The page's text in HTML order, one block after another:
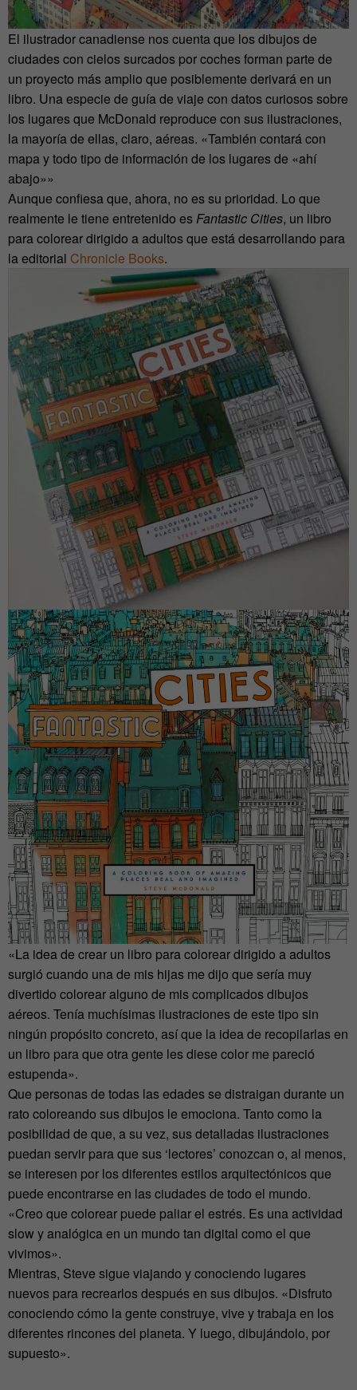
El ilustrador canadiense nos cuenta que los dibujos de
ciudades con cielos surcados por coches forman parte de
un proyecto más amplio que posiblemente derivará en un
libro. Una especie de guía de viaje con datos curiosos sobre
los lugares que McDonald reproduce con sus ilustraciones,
la mayoría de ellas, claro, aéreas. «También contará con
mapa y todo tipo de información de los lugares de «ahí
abajo»»
Aunque confiesa que, ahora, no es su prioridad. Lo que
realmente le tiene entretenido esFantastic Cities, un libro
para colorear dirigido a adultos que está desarrollando para
la editorial Chronicle Books.
«La idea de crear un libro para colorear dirigido a adultos
surgió cuando una de mis hijas me dijo que sería muy
divertido colorear alguno de mis complicados dibujos
aéreos. Tenía muchísimas ilustraciones de este tipo sin
ningún propósito concreto, así que la idea de recopilarlas en
un libro para que otra gente les diese color me pareció
estupenda».
Que personas de todas las edades se distraigan durante un
rato coloreando sus dibujos le emociona. Tanto como la
posibilidad de que, a su vez, sus detalladas ilustraciones
puedan servir para que sus ‘lectores’ conozcan o, al menos,
se interesen por los diferentes estilos arquitectónicos que
puede encontrarse en las ciudades de todo el mundo.
«Creo que colorear puede paliar el estrés. Es una actividad
slow y analógica en un mundo tan digital como el que
vivimos».
Mientras, Steve sigue viajando y conociendo lugares
nuevos para recrearlos después en sus dibujos. «Disfruto
conociendo cómo la gente construye, vive y trabaja en los
diferentes rincones del planeta. Y luego, dibujándolo, por
supuesto».